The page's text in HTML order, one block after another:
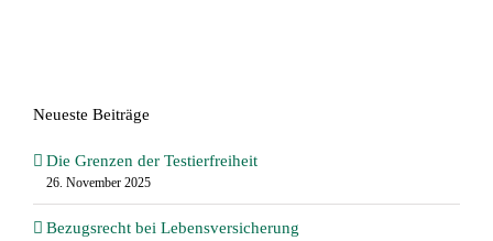
Neueste Beiträge
Die Grenzen der Testierfreiheit
26. November 2025
Bezugsrecht bei Lebensversicherung